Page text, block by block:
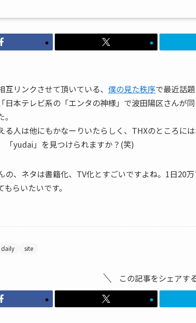
互リンクさせて頂いている、 僕の見た秩序で最近話
日本テレビ系の「エンタの神様」で波田陽区さんが
る人は他にもかなーりいたらしく、THXのところには
「yudai」を見つけられますか？(笑)
の、ネタは書籍化、TV化とすごいですよね。1日20
らいたいです。
daily site
この記事をシェアす